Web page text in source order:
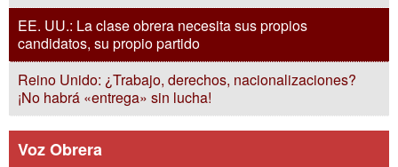
EE. UU.: La clase obrera necesita sus propios
candidatos, su propio partido
Reino Unido: ¿Trabajo, derechos, nacionalizaciones?
¡No habrá «entrega» sin lucha!
Voz Obrera